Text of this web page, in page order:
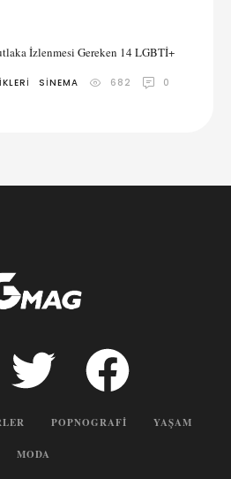
İzlenmesi Gereken 14 LGBTİ+
SINEMA 682 0
POPNOGRAFI YAŞAM
MODA